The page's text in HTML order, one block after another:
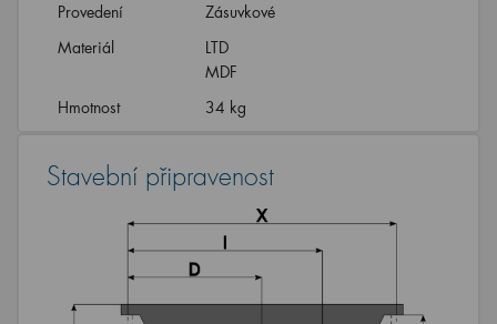
Provedení
Zásuvkové
Materiál
LTD
MDF
Hmotnost
34 kg
Stavební připravenost